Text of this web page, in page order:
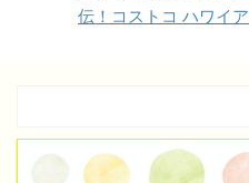
伝！コストコ ハワイア